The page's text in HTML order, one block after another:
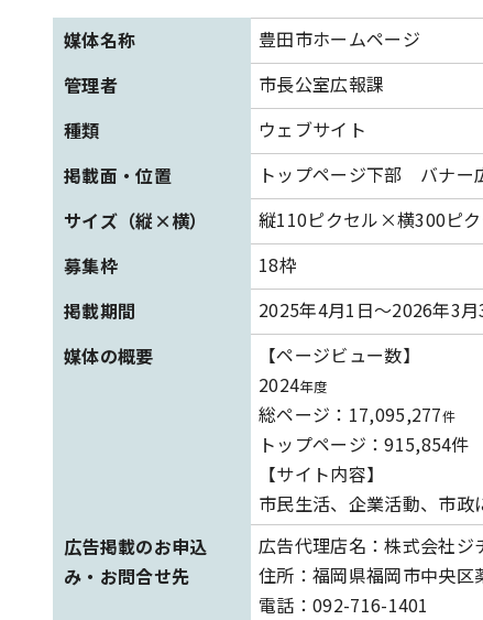
媒体名称
豊田市ホームページ
管理者
市長公室広報課
種類
ウェブサイト
掲載面・位置
トップページ下部 バナー
サイズ（縦×横）
縦110ピクセル×横300ピク
募集枠
18枠
掲載期間
2025年4月1日～2026年3月
媒体の概要
【ページビュー数】
2024年度
総ページ：17,095,277件
トップページ：915,854件
【サイト内容】
市民生活、企業活動、市政
広告掲載のお申込
み・お問合せ先
広告代理店名：株式会社ジ
住所：福岡県福岡市中央区
電話：092-716-1401